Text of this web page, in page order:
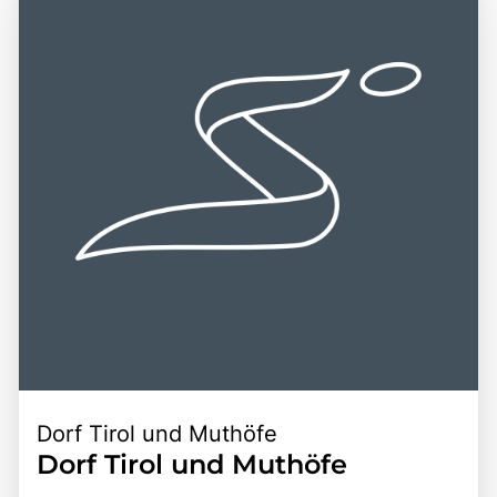
macht die Gärten zu einem unvergesslichen Ziel für
Gartenliebhaber, Familien und Naturliebhaber.
Möglichkeit, die faszinierenden Gärten hautnah zu
erleben, macht die Gärten von Schloss Trauttmansdorff zu
einem unvergesslichen Erlebnis für alle, die diese
einzigartige Destination entdecken möchten.
Dorf Tirol und Muthöfe
Dorf Tirol und Muthöfe